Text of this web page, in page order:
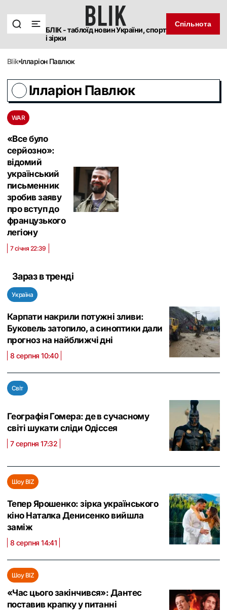
БЛІК - таблоїд новин України, спорт
і зірки
Спільнота
blik Ілларіон Павлюк
Ілларіон Павлюк
WAR
«Все було
серйозно»:
відомий
український
письменник
зробив заяву
про вступ до
французького
легіону
7 січня 22:39
Зараз в тренді
Україна
Карпати накрили потужні зливи:
Буковель затопило, а синоптики дали
прогноз на найближчі дні
8 серпня 10:40
Світ
Географія Гомера: де в сучасному
світі шукати сліди Одіссея
7 серпня 17:32
Шоу BIZ
Тепер Ярошенко: зірка українського
кіно Наталка Денисенко вийшла
заміж
8 серпня 14:41
Шоу BIZ
«Час цього закінчився»: Дантес
поставив крапку у питанні